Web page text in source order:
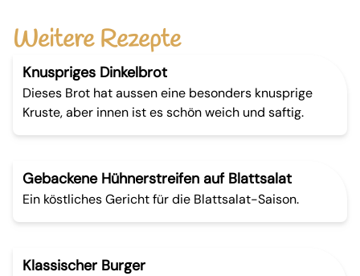
Weitere Rezepte
Knuspriges Dinkelbrot
Dieses Brot hat aussen eine besonders knusprige
Kruste, aber innen ist es schön weich und saftig.
Gebackene Hühnerstreifen auf Blattsalat
Ein köstliches Gericht für die Blattsalat-Saison.
Klassischer Burger